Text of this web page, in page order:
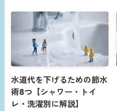
水道代を下げるための節水
術8つ【シャワー・トイ
レ・洗濯別に解説】